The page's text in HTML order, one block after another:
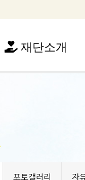
재단소개
포토갤러리 자